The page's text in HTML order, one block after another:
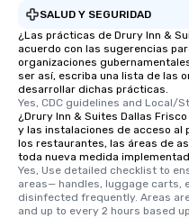
SALUD Y SEGURIDAD
¿Las prácticas de Drury Inn &
acuerdo con las sugerencias
organizaciones
ser así, escriba una lista de las
desarrollar dichas prácticas.
Yes, CDC guidelines and Local/
¿Drury Inn & Suites Dallas
y las instalaciones de acceso al
los restaurantes, las áreas de
toda nueva medida
Yes, Use detailed checklist to
areas— handles, luggage carts,
disinfected frequently. Areas
and up to every 2 hours based